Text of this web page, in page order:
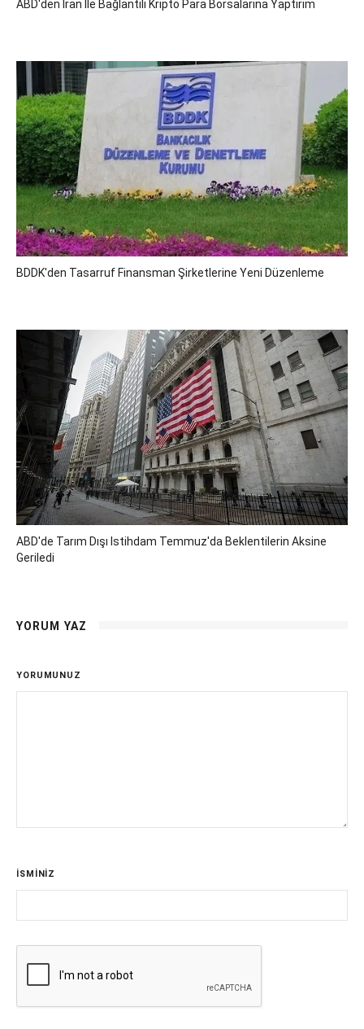
ABD'den İran Ile Bağlantılı Kripto Para Borsalarına Yaptırım
BDDK'den Tasarruf Finansman Şirketlerine Yeni Düzenleme
ABD'de Tarım Dışı Istihdam Temmuz'da Beklentilerin Aksine
Geriledi
YORUM YAZ
YORUMUNUZ
İSMİNİZ